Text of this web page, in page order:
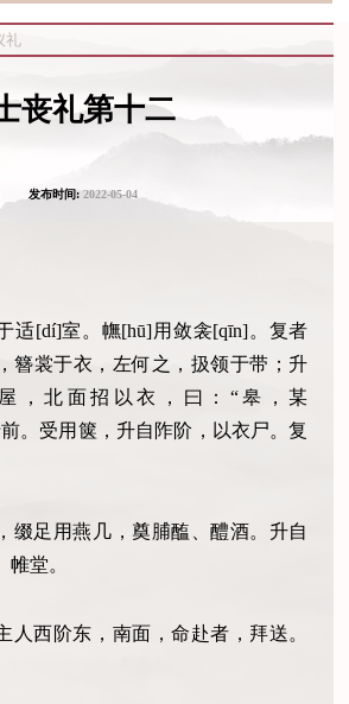
礼
丧礼第十二
发布时间:2022-05-04
适[dí]室。幠[hū]用敛衾[qīn]。复者
簪裳于衣，左何之，扱领于带；升
，北面招以衣，曰：“皋，某
。受用箧，升自阼阶，以衣尸。复
缀足用燕几，奠脯醢、醴酒。升自
堂。
人西阶东，南面，命赴者，拜送。